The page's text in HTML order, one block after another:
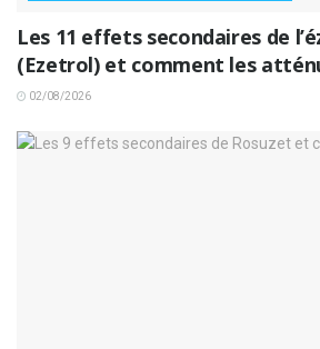
Les 11 effets secondaires de
(Ezetrol) et comment les
02/08/2026